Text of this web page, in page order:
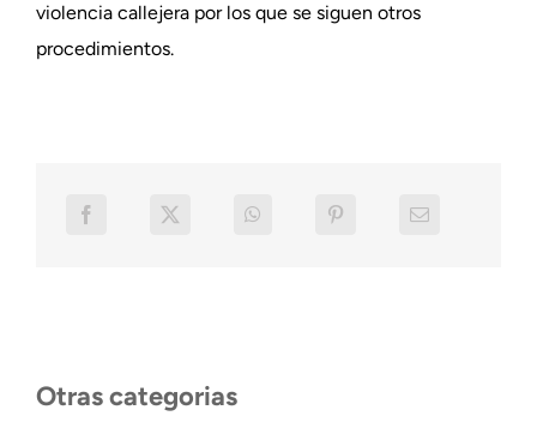
violencia callejera por los que se siguen otros
procedimientos.
Otras categorias